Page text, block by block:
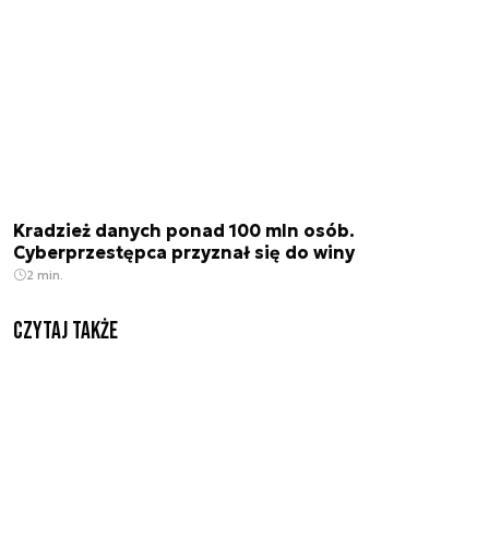
Kradzież danych ponad 100 mln osób.
Cyberprzestępca przyznał się do winy
2 min.
Czytaj także